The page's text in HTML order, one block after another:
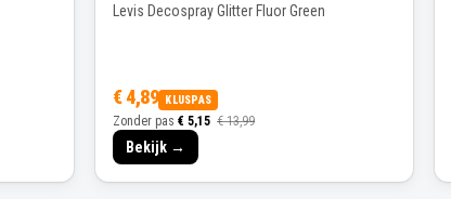
Levis Decospray Glitter Fluor Green
€ 4,89 KLUSPAS
Zonder pas € 5,15 € 13,99
Bekijk →